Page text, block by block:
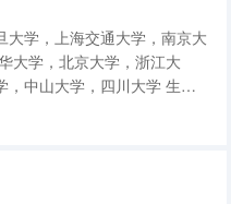
学，上海交通大学，南京大
大学，北京大学，浙江大
，中山大学，四川大学 生物
等级排名学校名称 等级